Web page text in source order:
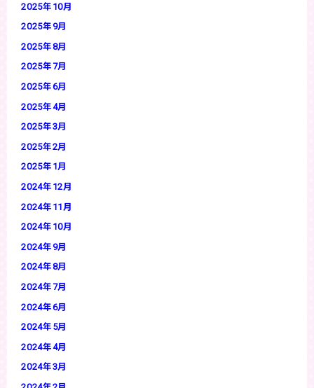
2025年10月
2025年9月
2025年8月
2025年7月
2025年6月
2025年4月
2025年3月
2025年2月
2025年1月
2024年12月
2024年11月
2024年10月
2024年9月
2024年8月
2024年7月
2024年6月
2024年5月
2024年4月
2024年3月